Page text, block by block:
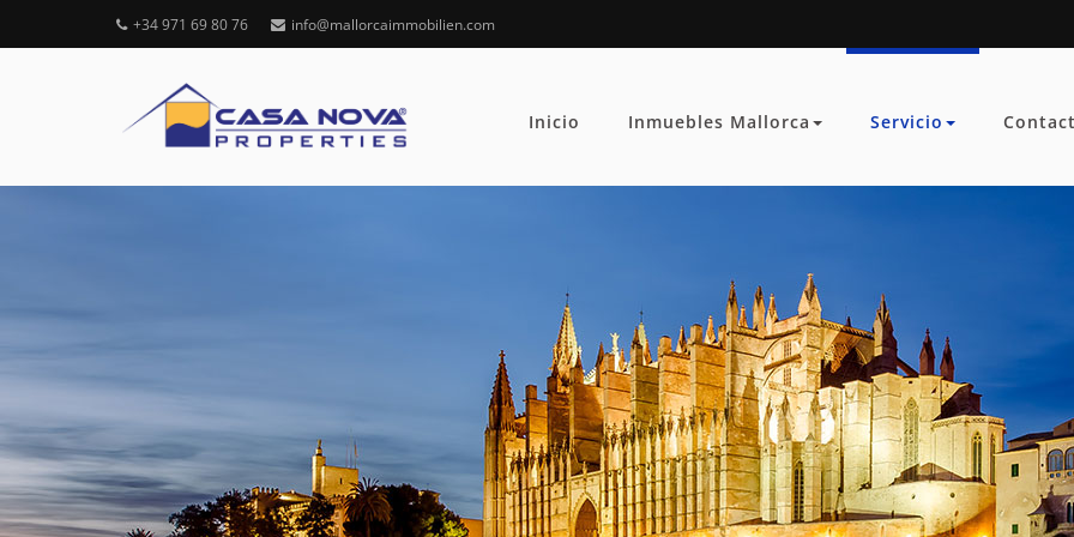
+34 971 69 80 76 info@mallorcaimmobilien.com
Inicio Inmuebles Mallorca Servicio